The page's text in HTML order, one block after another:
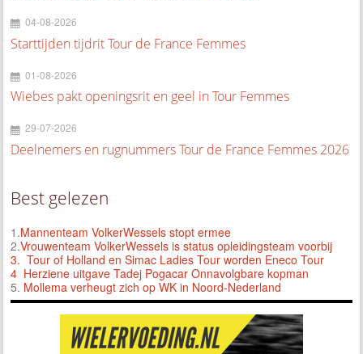
04-08-2026
Starttijden tijdrit Tour de France Femmes
01-08-2026
Wiebes pakt openingsrit en geel in Tour Femmes
29-07-2026
Deelnemers en rugnummers Tour de France Femmes 2026
Best gelezen
1.Mannenteam VolkerWessels stopt ermee
2.Vrouwenteam VolkerWessels is status opleidingsteam voorbij
3. Tour of Holland en Simac Ladies Tour worden Eneco Tour
4 Herziene uitgave Tadej Pogacar Onnavolgbare kopman
5. Mollema verheugt zich op WK in Noord-Nederland